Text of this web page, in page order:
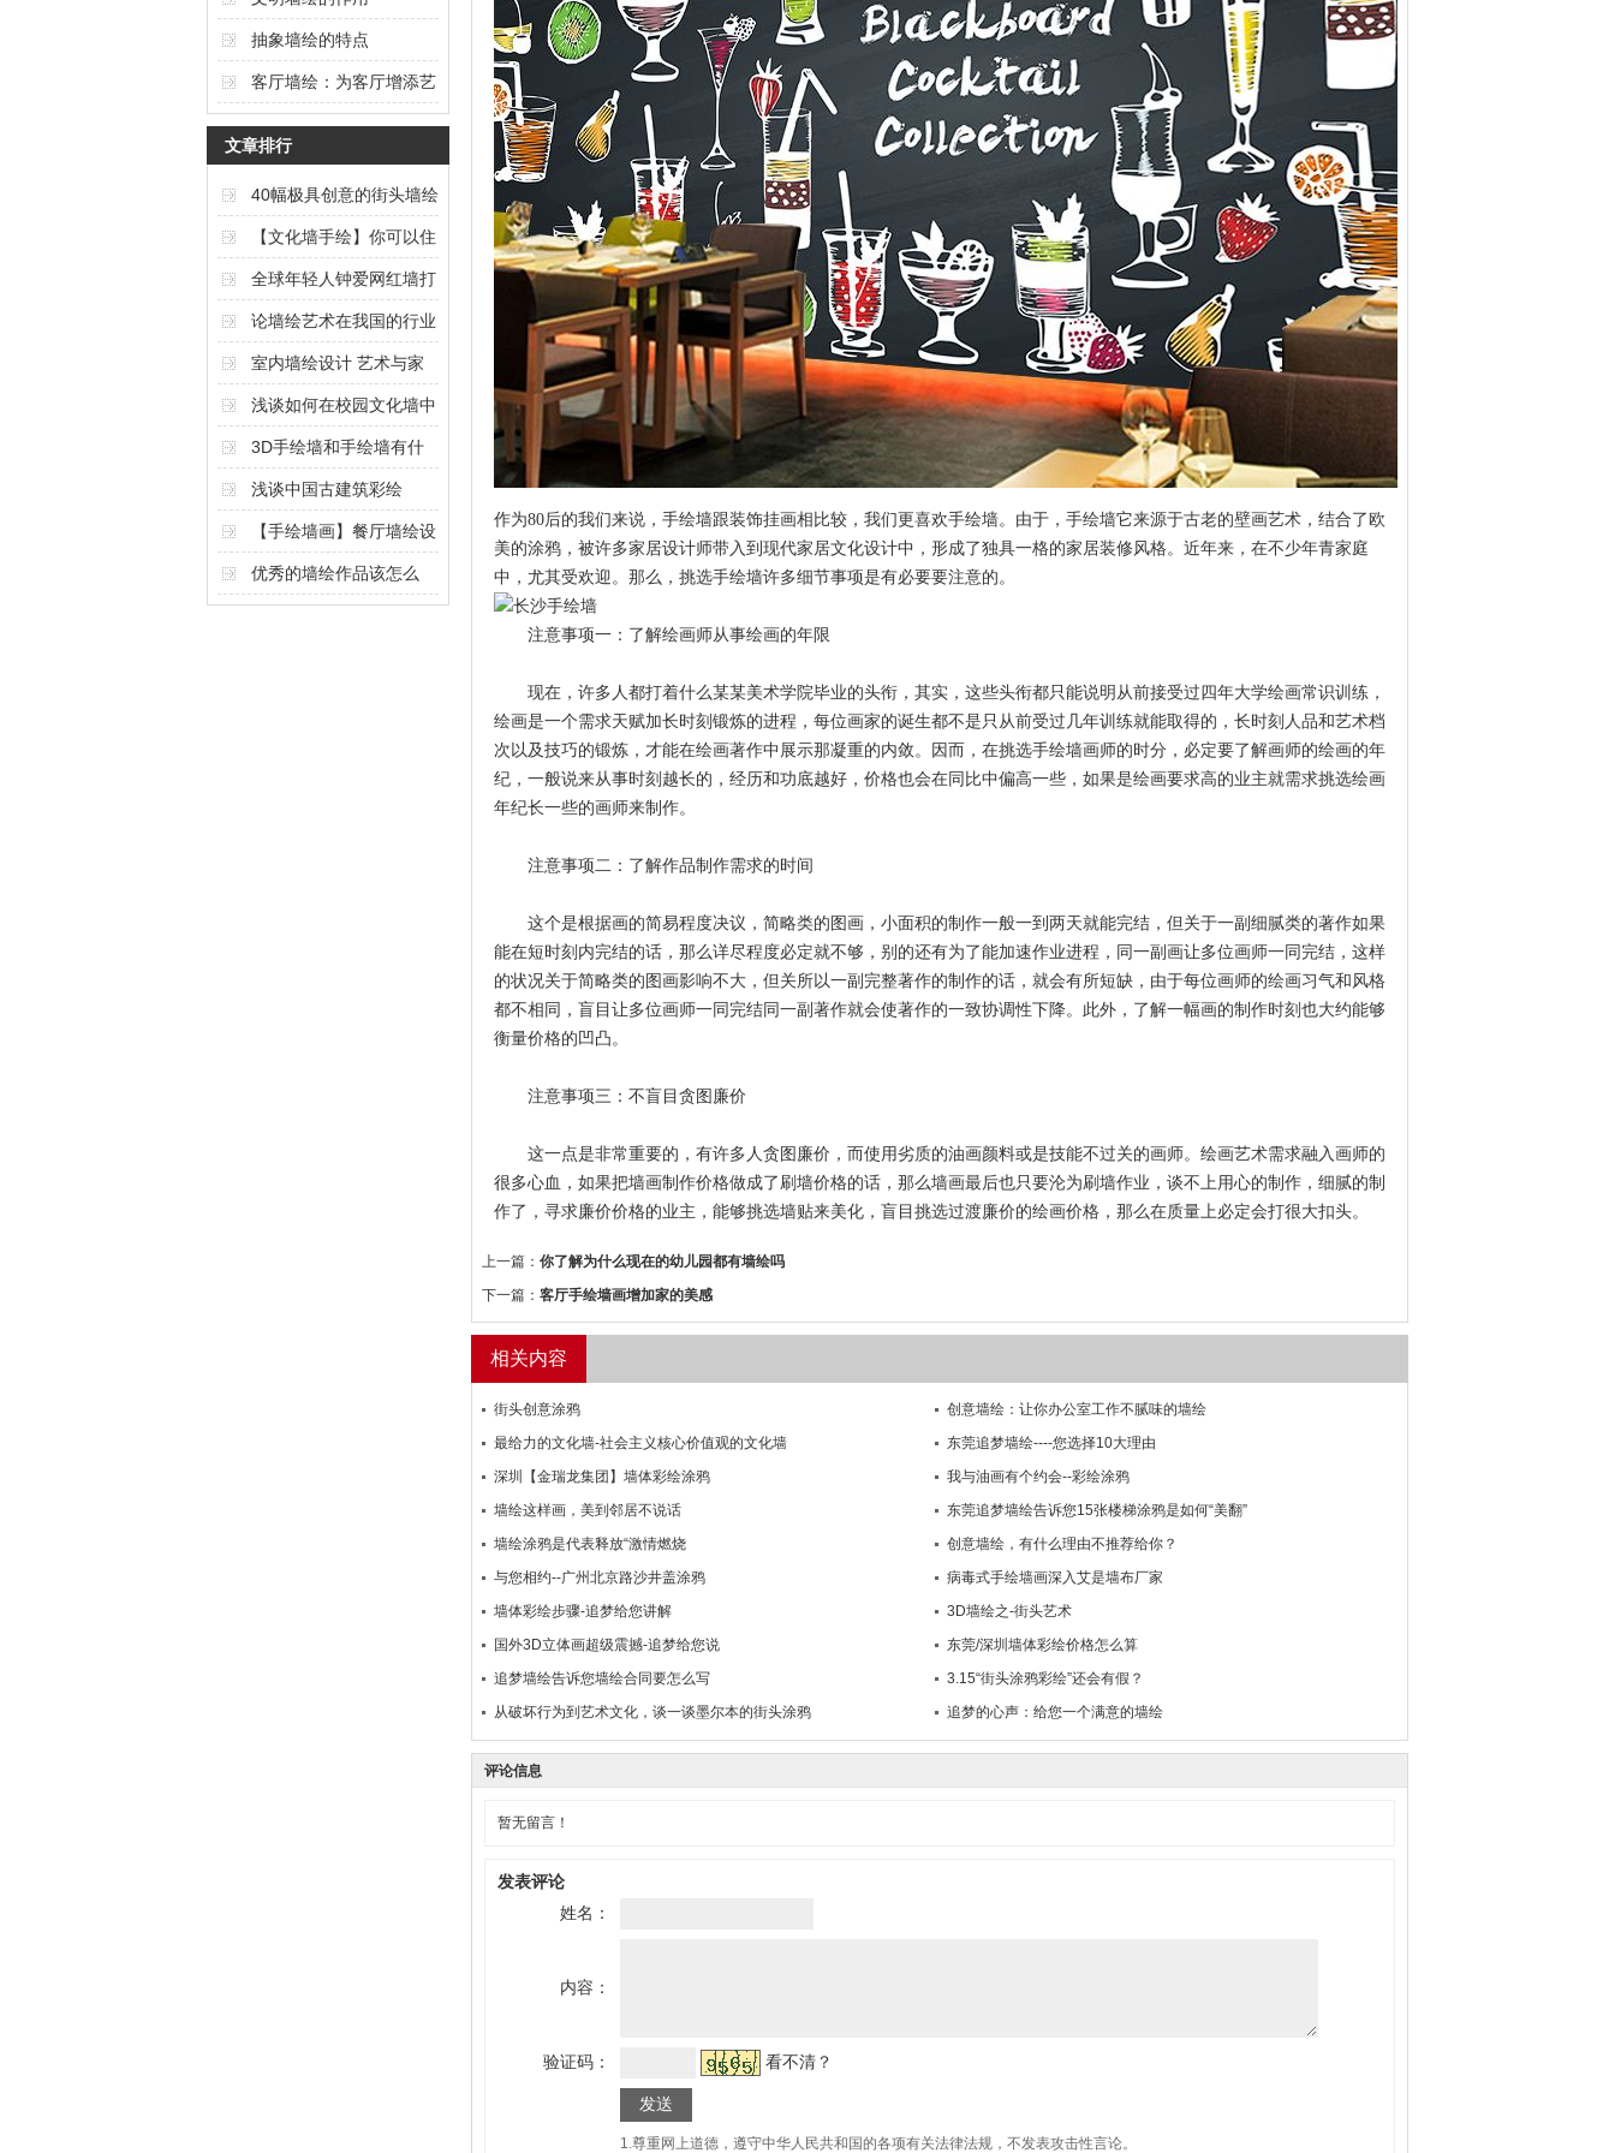
抽象墙绘的特点
客厅墙绘：为客厅增添艺
术氛围的独特选择
文章排行
40幅极具创意的街头墙绘
艺术作品欣赏（上篇）
【文化墙手绘】你可以住
在任何想要的风景里
全球年轻人钟爱网红墙打
卡
论墙绘艺术在我国的行业
现状与发展
室内墙绘设计 艺术与家
居的完美结合
浅谈如何在校园文化墙中
体现校园文化内涵
3D手绘墙和手绘墙有什
么区别
浅谈中国古建筑彩绘
【手绘墙画】餐厅墙绘设
计奥秘
优秀的墙绘作品该怎么
作为80后的我们来说，手绘墙跟装饰挂画相比较，我们更喜欢手绘墙。由于，手绘墙它来源于古老的壁画艺术，结合了欧
美的涂鸦，被许多家居设计师带入到现代家居文化设计中，形成了独具一格的家居装修风格。近年来，在不少年青家庭
中，尤其受欢迎。那么，挑选手绘墙许多细节事项是有必要要注意的。
注意事项一：了解绘画师从事绘画的年限
现在，许多人都打着什么某某美术学院毕业的头衔，其实，这些头衔都只能说明从前接受过四年大学绘画常识训练，
绘画是一个需求天赋加长时刻锻炼的进程，每位画家的诞生都不是只从前受过几年训练就能取得的，长时刻人品和艺术档
次以及技巧的锻炼，才能在绘画著作中展示那凝重的内敛。因而，在挑选手绘墙画师的时分，必定要了解画师的绘画的年
纪，一般说来从事时刻越长的，经历和功底越好，价格也会在同比中偏高一些，如果是绘画要求高的业主就需求挑选绘画
年纪长一些的画师来制作。
注意事项二：了解作品制作需求的时间
这个是根据画的简易程度决议，简略类的图画，小面积的制作一般一到两天就能完结，但关于一副细腻类的著作如果
能在短时刻内完结的话，那么详尽程度必定就不够，别的还有为了能加速作业进程，同一副画让多位画师一同完结，这样
的状况关于简略类的图画影响不大，但关所以一副完整著作的制作的话，就会有所短缺，由于每位画师的绘画习气和风格
都不相同，盲目让多位画师一同完结同一副著作就会使著作的一致协调性下降。此外，了解一幅画的制作时刻也大约能够
衡量价格的凹凸。
注意事项三：不盲目贪图廉价
这一点是非常重要的，有许多人贪图廉价，而使用劣质的油画颜料或是技能不过关的画师。绘画艺术需求融入画师的
很多心血，如果把墙画制作价格做成了刷墙价格的话，那么墙画最后也只要沦为刷墙作业，谈不上用心的制作，细腻的制
作了，寻求廉价价格的业主，能够挑选墙贴来美化，盲目挑选过渡廉价的绘画价格，那么在质量上必定会打很大扣头。
上一篇： 你了解为什么现在的幼儿园都有墙绘吗
下一篇： 客厅手绘墙画增加家的美感
相关内容
街头创意涂鸦
创意墙绘：让你办公室工作不腻味的墙绘
最给力的文化墙-社会主义核心价值观的文化墙
东莞追梦墙绘----您选择10大理由
深圳【金瑞龙集团】墙体彩绘涂鸦
我与油画有个约会--彩绘涂鸦
墙绘这样画，美到邻居不说话
东莞追梦墙绘告诉您15张楼梯涂鸦是如何“美翻”
墙绘涂鸦是代表释放“激情燃烧
创意墙绘，有什么理由不推荐给你？
与您相约--广州北京路沙井盖涂鸦
病毒式手绘墙画深入艾是墙布厂家
墙体彩绘步骤-追梦给您讲解
3D墙绘之-街头艺术
国外3D立体画超级震撼-追梦给您说
东莞/深圳墙体彩绘价格怎么算
追梦墙绘告诉您墙绘合同要怎么写
3.15“街头涂鸦彩绘”还会有假？
从破坏行为到艺术文化，谈一谈墨尔本的街头涂鸦
追梦的心声：给您一个满意的墙绘
评论信息
暂无留言！
发表评论
姓名：
内容：
验证码： 看不清？
1.尊重网上道德，遵守中华人民共和国的各项有关法律法规，不发表攻击性言论。